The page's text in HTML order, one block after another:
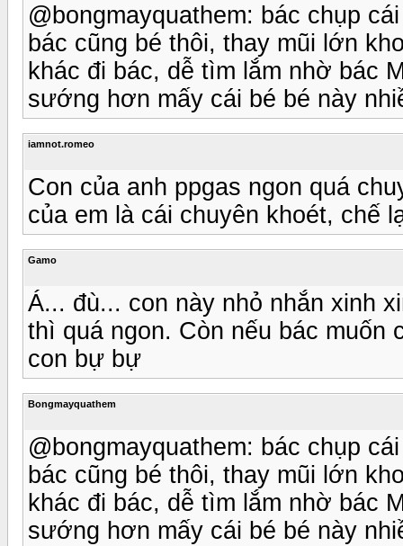
@bongmayquathem: bác chụp
bác cũng bé thôi, thay mũi lớn
khác đi bác, dễ tìm lắm nhờ bác
sướng hơn mấy cái bé bé này
iamnot.romeo
Con của anh ppgas ngon quá
của em là cái chuyên khoét, chế
Gamo
Á... đù... con này nhỏ nhắn xinh
thì quá ngon. Còn nếu bác muốn
con bự bự
Bongmayquathem
@bongmayquathem: bác chụp
bác cũng bé thôi, thay mũi lớn
khác đi bác, dễ tìm lắm nhờ bác
sướng hơn mấy cái bé bé này